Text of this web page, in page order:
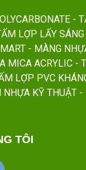
-
LỢP LẤY SÁNG
- MÀNG
MICA ACRYLIC -
LỢP PVC
NHỰA KỸ THUẬT -
TÔI